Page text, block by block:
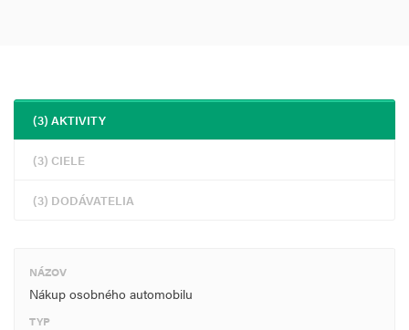
(3) AKTIVITY
(3) CIELE
(3) DODÁVATELIA
NÁZOV
Nákup osobného automobilu
TYP